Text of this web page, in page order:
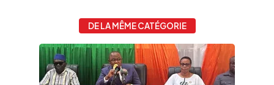
DE LA MÊME CATÉGORIE